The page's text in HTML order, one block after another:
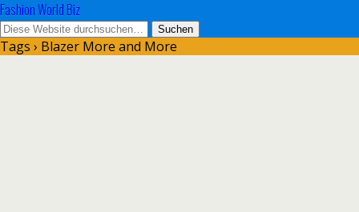
Fashion World Biz
Tags › Blazer More and More